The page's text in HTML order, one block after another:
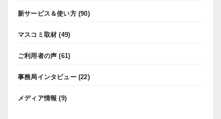
新サービス＆使い方(90)
マスコミ取材 (49)
ご利用者の声 (61)
事務局インタビュー(22)
メディア情報 (9)